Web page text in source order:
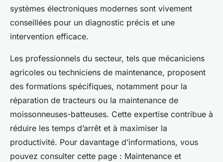
systèmes électroniques modernes sont vivement
conseillées pour un diagnostic précis et une
intervention efficace.
Les professionnels du secteur, tels que mécaniciens
agricoles ou techniciens de maintenance, proposent
des formations spécifiques, notamment pour la
réparation de tracteurs ou la maintenance de
moissonneuses-batteuses. Cette expertise contribue à
réduire les temps d’arrêt et à maximiser la
productivité. Pour davantage d’informations, vous
pouvez consulter cette page : Maintenance et